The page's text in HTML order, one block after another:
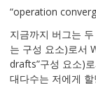
“operation
지금까지 버그는
는 구성 요소)로서
drafts”구성 요소)
대다수는 저에게